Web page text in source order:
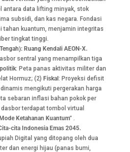
antara data lifting minyak, stok
subsidi, dan kas negara. Fondasi
tahan kuantum, menjamin integritas
tingkat tinggi.
Ruang Kendali AEON-X.
sentral yang menampilkan tiga
: Peta panas aktivitas militer dan
Hormuz; (2) Fiskal: Proyeksi defisit
mengikuti pergerakan harga
sebaran inflasi bahan pokok per
terdapat tombol virtual
Ketahanan Kuantum”.
cita Indonesia Emas 2045.
Digital yang ditopang oleh dua
dan energi hijau (panas bumi,